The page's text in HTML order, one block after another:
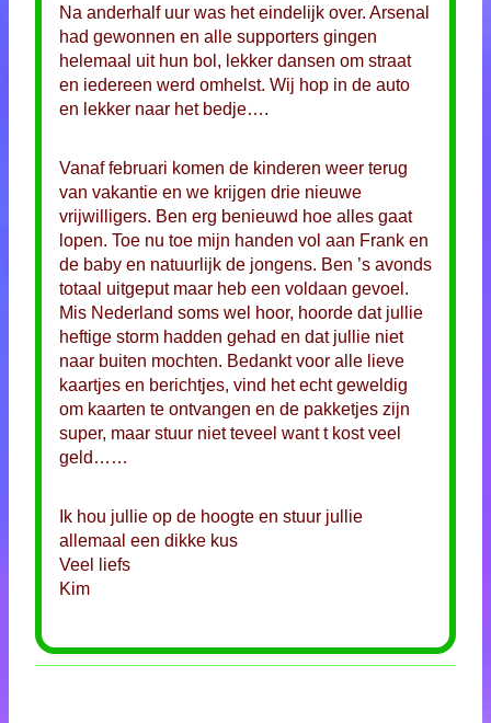
Na anderhalf uur was het eindelijk over. Arsenal
had gewonnen en alle supporters gingen
helemaal uit hun bol, lekker dansen om straat
en iedereen werd omhelst. Wij hop in de auto
en lekker naar het bedje….
Vanaf februari komen de kinderen weer terug
van vakantie en we krijgen drie nieuwe
vrijwilligers. Ben erg benieuwd hoe alles gaat
lopen. Toe nu toe mijn handen vol aan Frank en
de baby en natuurlijk de jongens. Ben ’s avonds
totaal uitgeput maar heb een voldaan gevoel.
Mis Nederland soms wel hoor, hoorde dat jullie
heftige storm hadden gehad en dat jullie niet
naar buiten mochten. Bedankt voor alle lieve
kaartjes en berichtjes, vind het echt geweldig
om kaarten te ontvangen en de pakketjes zijn
super, maar stuur niet teveel want t kost veel
geld……
Ik hou jullie op de hoogte en stuur jullie
allemaal een dikke kus
Veel liefs
Kim